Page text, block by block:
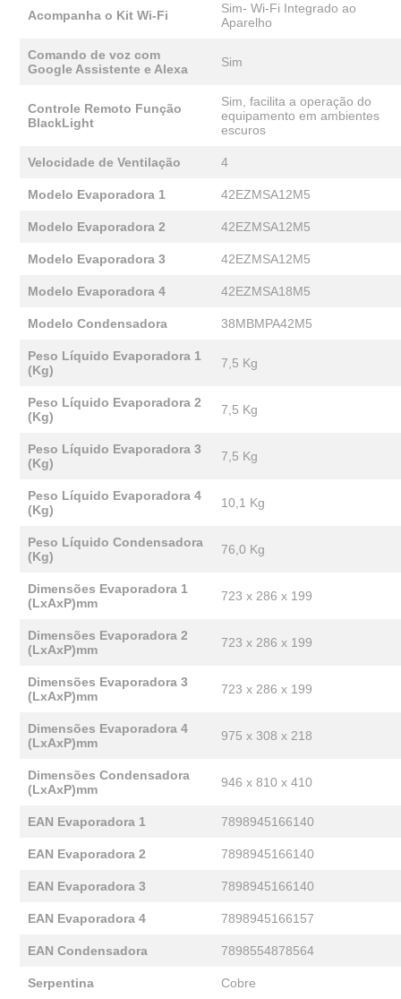
Acompanha o Kit Wi-Fi
Sim- Wi-Fi Integrado ao
Aparelho
Comando de voz com
Google Assistente e Alexa
Sim
Controle Remoto Função
BlackLight
Sim, facilita a operação do
equipamento em ambientes
escuros
Velocidade de Ventilação 4
Modelo Evaporadora 1 42EZMSA12M5
Modelo Evaporadora 2 42EZMSA12M5
Modelo Evaporadora 3 42EZMSA12M5
Modelo Evaporadora 4 42EZMSA18M5
Modelo Condensadora 38MBMPA42M5
Peso Líquido Evaporadora 1
(Kg)
7,5 Kg
Peso Líquido Evaporadora 2
(Kg)
7,5 Kg
Peso Líquido Evaporadora 3
(Kg)
7,5 Kg
Peso Líquido Evaporadora 4
(Kg)
10,1 Kg
Peso Líquido Condensadora
(Kg)
76,0 Kg
Dimensões Evaporadora 1
(LxAxP)mm
723 x 286 x 199
Dimensões Evaporadora 2
(LxAxP)mm
723 x 286 x 199
Dimensões Evaporadora 3
(LxAxP)mm
723 x 286 x 199
Dimensões Evaporadora 4
(LxAxP)mm
975 x 308 x 218
Dimensões Condensadora
(LxAxP)mm
946 x 810 x 410
EAN Evaporadora 1 7898945166140
EAN Evaporadora 2 7898945166140
EAN Evaporadora 3 7898945166140
EAN Evaporadora 4 7898945166157
EAN Condensadora 7898554878564
Serpentina Cobre